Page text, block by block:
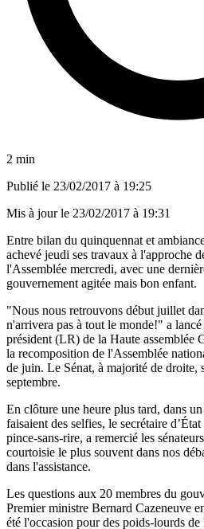
2 min
Publié le 23/02/2017 à 19:25
Mis à jour le 23/02/2017 à 19:31
Entre bilan du quinquennat et
achevé jeudi ses travaux à l'approche
l'Assemblée mercredi, avec une
gouvernement agitée mais bon enfant.
"Nous nous retrouvons début juillet
n'arrivera pas à tout le monde!" a
président (LR) de la Haute assemblée
la recomposition de l'Assemblée
de juin. Le Sénat, à majorité de droite,
septembre.
En clôture une heure plus tard, dans
faisaient des selfies, le secrétaire
pince-sans-rire, a remercié les
courtoisie le plus souvent dans nos
dans l'assistance.
Les questions aux 20 membres du
Premier ministre Bernard Cazeneuve
été l'occasion pour des poids-lourds de